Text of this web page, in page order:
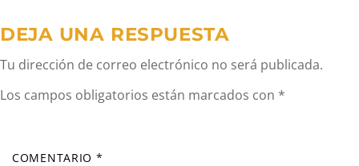
DEJA UNA RESPUESTA
Tu dirección de correo electrónico no será publicada.
Los campos obligatorios están marcados con *
COMENTARIO *